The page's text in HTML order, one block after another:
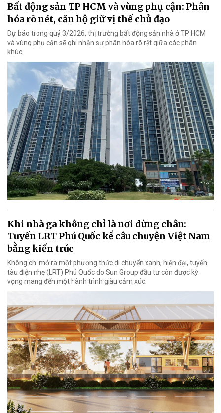
Bất động sản TP HCM và vùng phụ cận: Phân
hóa rõ nét, căn hộ giữ vị thế chủ đạo
Dự báo trong quý 3/2026, thị trường bất động sản nhà ở TP HCM
và vùng phụ cận sẽ ghi nhận sự phân hóa rõ rệt giữa các phân
khúc.
Khi nhà ga không chỉ là nơi dừng chân:
Tuyến LRT Phú Quốc kể câu chuyện Việt Nam
bằng kiến trúc
Không chỉ mở ra một phương thức di chuyển xanh, hiện đại, tuyến
tàu điện nhẹ (LRT) Phú Quốc do Sun Group đầu tư còn được kỳ
vọng mang đến một hành trình giàu cảm xúc.